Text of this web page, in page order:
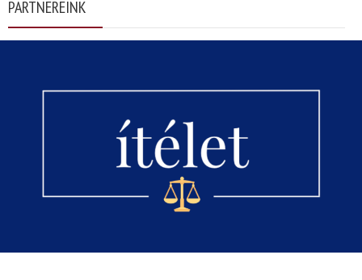
PARTNEREINK